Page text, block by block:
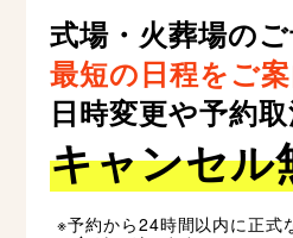
式場・火葬場のご
最短の日程をご
日時変更や予約取
キャンセル
予約から24時間以内に正式